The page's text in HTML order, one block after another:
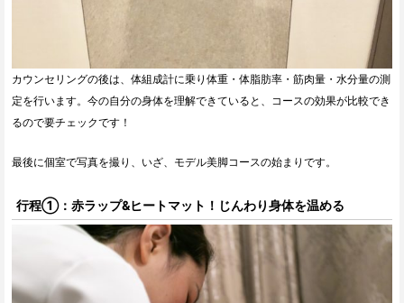
カウンセリングの後は、体組成計に乗り体重・体脂肪率・筋肉量・水分量の測
定を行います。今の自分の身体を理解できていると、コースの効果が比較でき
るので要チェックです！
最後に個室で写真を撮り、いざ、モデル美脚コースの始まりです。
行程①：赤ラップ&ヒートマット！じんわり身体を温める